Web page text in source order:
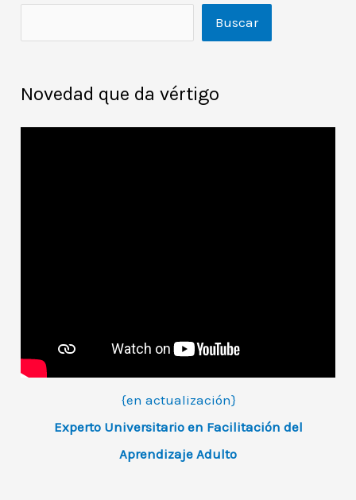
Buscar
Novedad que da vértigo
{en actualización}
Experto Universitario en Facilitación del
Aprendizaje Adulto